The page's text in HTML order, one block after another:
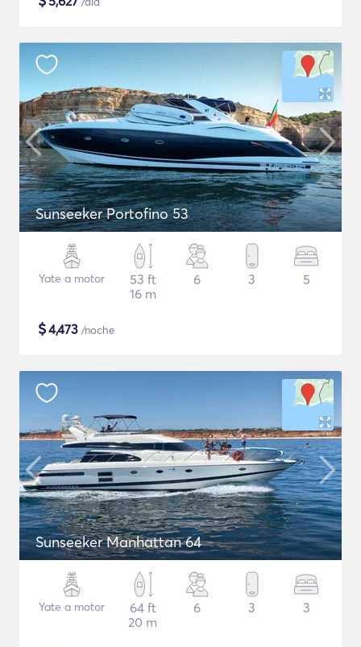
Sunseeker Portofino 53
Yate a motor
53 ft
16 m
6 3 5
$4,473 /noche
Sunseeker Manhattan 64
Yate a motor
64 ft
20 m
6 3 3